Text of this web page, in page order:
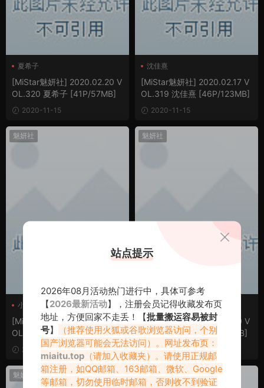
夏希子
[MiStar魅妍社] 2020.02.20 V
OL.320 夏希子 [41P/57MB]
2020-11-15
沈佳熹
[MiStar魅妍社] 2020.02.17 V
OL.319 沈佳熹 [46P/123MB]
2020-11-15
魅妍社
小狐狸
[MiStar魅妍社] 2019.09.18 V
OL.307 小狐狸Kathryn [33P/
86MB]2020-11-15
魅妍社
沈佳熹
[MiStar魅妍社] 2019.09.10 V
OL.306 沈佳熹 [40P/83MB]
2020-11-15
魅妍社 魅妍社
站点提示
2026年08月活动热门进行中，具体可参考
【2026最新活动】，注册会员记得收藏发布页
地址，方便回家不走丢！【批量搬运容易被封
号】
（推荐使用火狐或谷歌浏览器访问，个别
国产浏览器可能会无法访问）。网址发布页：
miaitu.top （请加入收藏夹）。请使用正规邮
箱注册，如QQ邮箱、163邮箱、微软、Google
等邮箱，切勿使用临时邮箱，否则收不到验证